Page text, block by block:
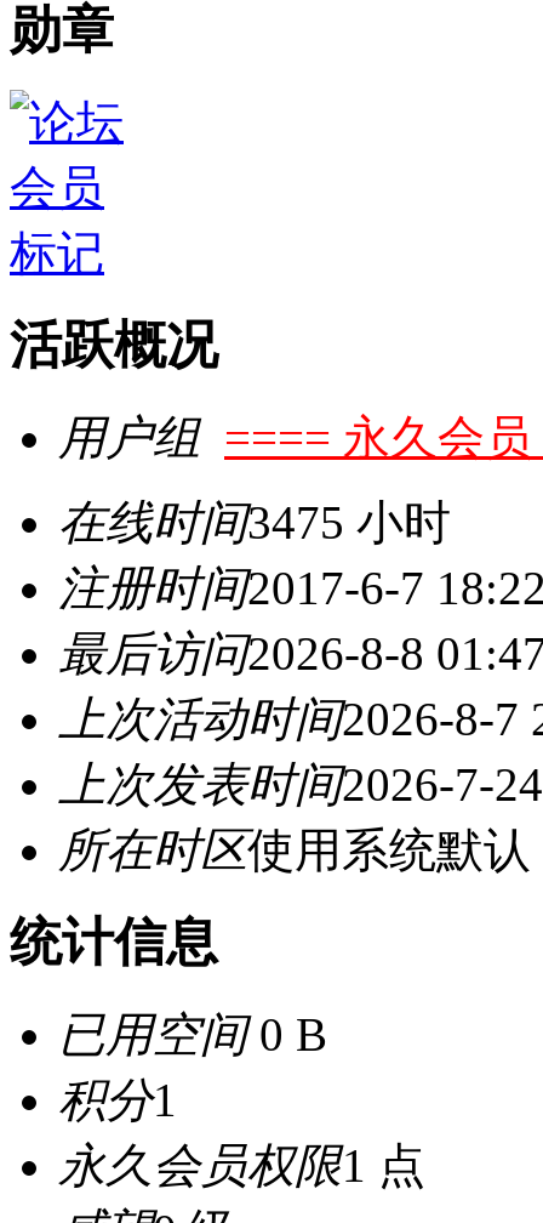
勋章
活跃概况
用户组 ==== 永久会员
在线时间3475 小时
注册时间2017-6-7
最后访问2026-8-8
上次活动时间2026-8-7
上次发表时间2026-7-
所在时区使用系统默认
统计信息
已用空间0 B
积分1
永久会员权限1 点